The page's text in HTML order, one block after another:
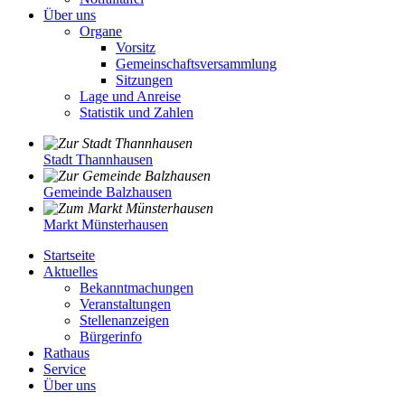
Über uns
Organe
Vorsitz
Gemeinschaftsversammlung
Sitzungen
Lage und Anreise
Statistik und Zahlen
Stadt Thannhausen
Gemeinde Balzhausen
Markt Münsterhausen
Startseite
Aktuelles
Bekanntmachungen
Veranstaltungen
Stellenanzeigen
Bürgerinfo
Rathaus
Service
Über uns